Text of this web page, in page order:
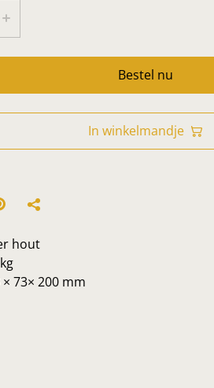
Bestel nu
In winkelmandje
hout
73× 200 mm